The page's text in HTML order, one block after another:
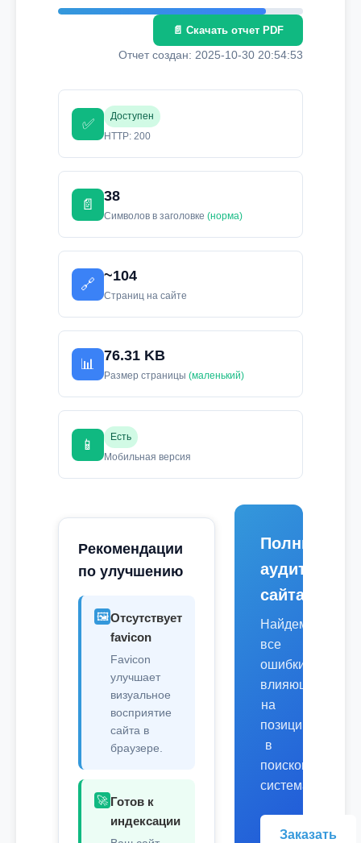
📄 Скачать отчет PDF
Отчет создан: 2025-10-30 20:54:53
✅
Доступен
HTTP: 200
📄
38
Символов в заголовке (норма)
🔗
~104
Страниц на сайте
📊
76.31 KB
Размер страницы (маленький)
📱
Есть
Мобильная версия
Рекомендации
по улучшению
🖼️Отсутствует
favicon
Favicon
улучшает
визуальное
восприятие
сайта в
браузере.
🚀 Готов к
индексации
Полный
аудит
сайта
Найдем
все
ошибки,
влияющие
на
позиции
в
поисковых
системах.
Заказать